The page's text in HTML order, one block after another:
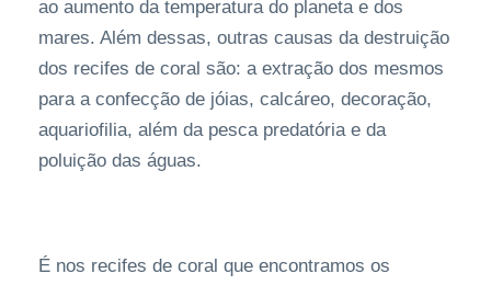
ao aumento da temperatura do planeta e dos
mares. Além dessas, outras causas da destruição
dos recifes de coral são: a extração dos mesmos
para a confecção de jóias, calcáreo, decoração,
aquariofilia, além da pesca predatória e da
poluição das águas.
É nos recifes de coral que encontramos os